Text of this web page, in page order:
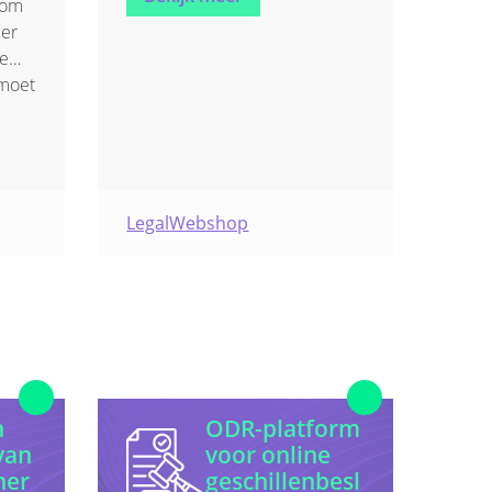
digitale dienstverlening.
LegalWebshop
ODR-platform
voor online
geschillenbesl